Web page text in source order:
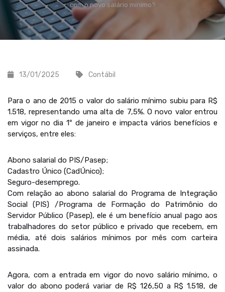
com o novo salário mínimo?
13/01/2025 Contábil
Para o ano de 2015 o valor do salário mínimo subiu para R$
1.518, representando uma alta de 7,5%. O novo valor entrou
em vigor no dia 1º de janeiro e impacta vários benefícios e
serviços, entre eles:
Abono salarial do PIS/Pasep;
Cadastro Único (CadÚnico);
Seguro-desemprego.
Com relação ao abono salarial do Programa de Integração
Social (PIS) /Programa de Formação do Patrimônio do
Servidor Público (Pasep), ele é um benefício anual pago aos
trabalhadores do setor público e privado que recebem, em
média, até dois salários mínimos por mês com carteira
assinada.
Agora, com a entrada em vigor do novo salário mínimo, o
valor do abono poderá variar de R$ 126,50 a R$ 1.518, de